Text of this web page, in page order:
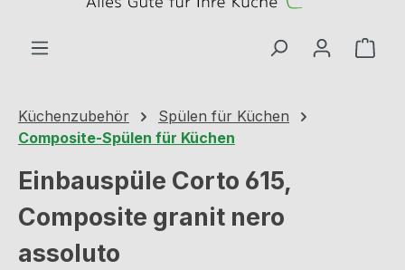
Küchenzubehör
Spülen für Küchen
Composite-Spülen für Küchen
Einbauspüle Corto 615,
Composite granit nero
assoluto